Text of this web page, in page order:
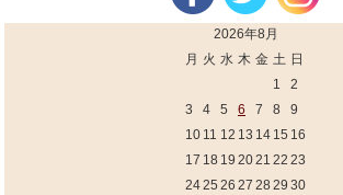
2026年8月
月 火 水 木 金 土 日
1
2
3
4 5 6 7 8
9
10 11 12 13 14 15 16
17 18 19 2021 22 23
2425 26 27 28 29 30